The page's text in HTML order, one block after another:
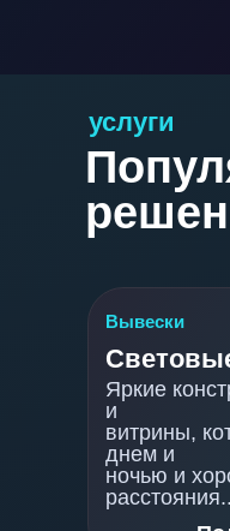
услуги
Вывески
Яркие
и
витрины,
днем и
ночью и